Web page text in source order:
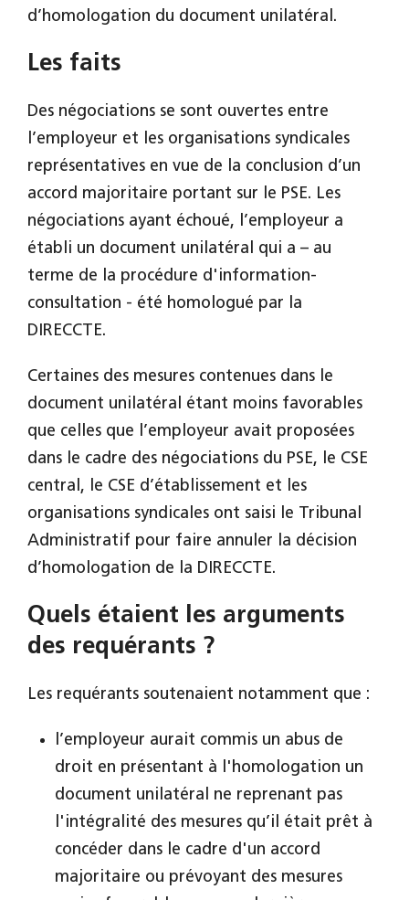
d’homologation du document unilatéral.
Les faits
Des négociations se sont ouvertes entre
l’employeur et les organisations syndicales
représentatives en vue de la conclusion d’un
accord majoritaire portant sur le PSE. Les
négociations ayant échoué, l’employeur a
établi un document unilatéral qui a – au
terme de la procédure d'information-
consultation - été homologué par la
DIRECCTE.
Certaines des mesures contenues dans le
document unilatéral étant moins favorables
que celles que l’employeur avait proposées
dans le cadre des négociations du PSE, le CSE
central, le CSE d’établissement et les
organisations syndicales ont saisi le Tribunal
Administratif pour faire annuler la décision
d’homologation de la DIRECCTE.
Quels étaient les arguments
des requérants ?
Les requérants soutenaient notamment que :
l’employeur aurait commis un abus de
droit en présentant à l'homologation un
document unilatéral ne reprenant pas
l'intégralité des mesures qu’il était prêt à
concéder dans le cadre d'un accord
majoritaire ou prévoyant des mesures